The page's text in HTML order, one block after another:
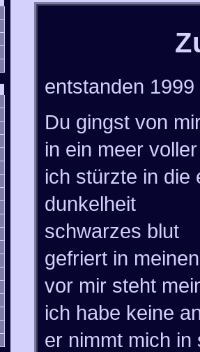
entstanden 1999
Du gingst von
in ein meer
ich stürzte in die
dunkelheit
schwarzes blut
gefriert in
vor mir steht
ich habe keine
er nimmt mich in